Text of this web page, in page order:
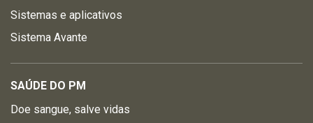
Sistemas e aplicativos
Sistema Avante
SAÚDE DO PM
Doe sangue, salve vidas